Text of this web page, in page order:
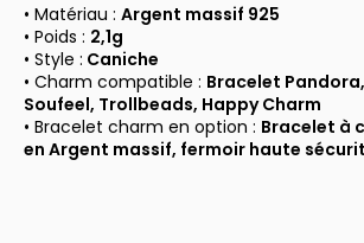
• Matériau : Argent massif 925
• Poids : 2,1g
• Style : Caniche
• Charm compatible : Bracelet
Soufeel, Trollbeads, Happy Charm
• Bracelet charm en option : Bracelet à
en Argent massif, fermoir haute